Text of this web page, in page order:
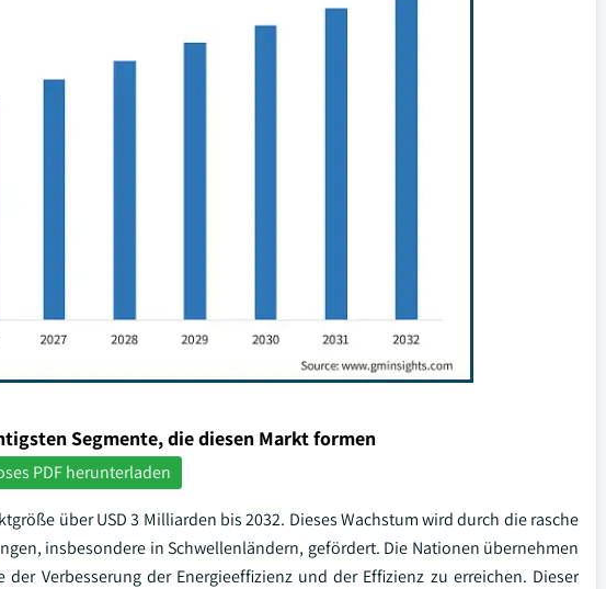
Segmente, die diesen Markt formen
PDF herunterladen
über USD 3 Milliarden bis 2032. Dieses Wachstum wird durch die rasche
insbesondere in Schwellenländern, gefördert. Die Nationen übernehmen
Verbesserung der Energieeffizienz und der Effizienz zu erreichen. Dieser